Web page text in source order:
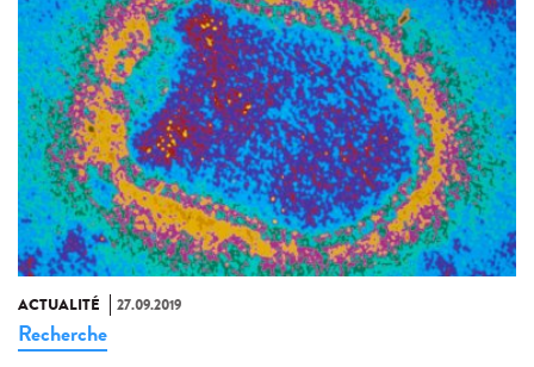
ACTUALITÉ 27.09.2019
Recherche